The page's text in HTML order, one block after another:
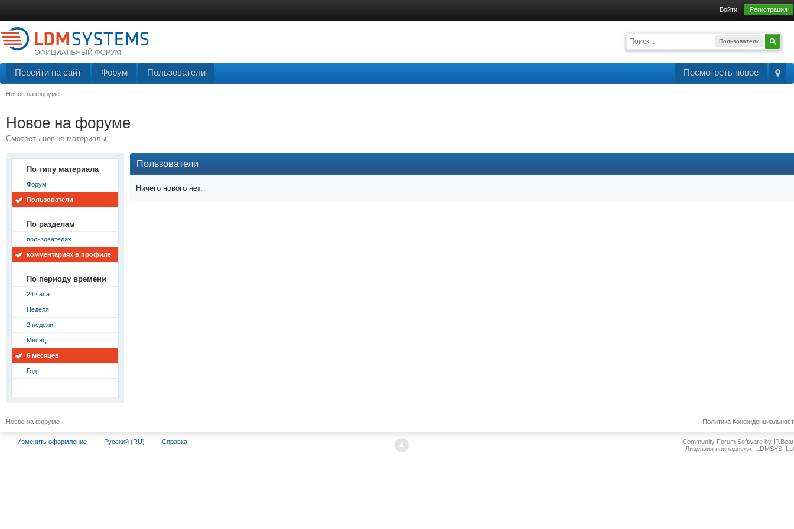
Войти Регистрация
Пользователи
Посмотреть новое
Перейти на сайт Форум Пользователи
Новое на форуме
Новое на форуме
Смотреть новые материалы
По типу материала
Форум
Пользователи
По разделам
пользователях
комментариях в профиле
По периоду времени
24 часа
Неделя
2 недели
Месяц
6 месяцев
Год
Пользователи
Ничего нового нет.
Новое на форуме Политика
Изменить оформление Русский (RU) Справка
Community Forum Software by
Лицензия принадлежит LDMSYS,